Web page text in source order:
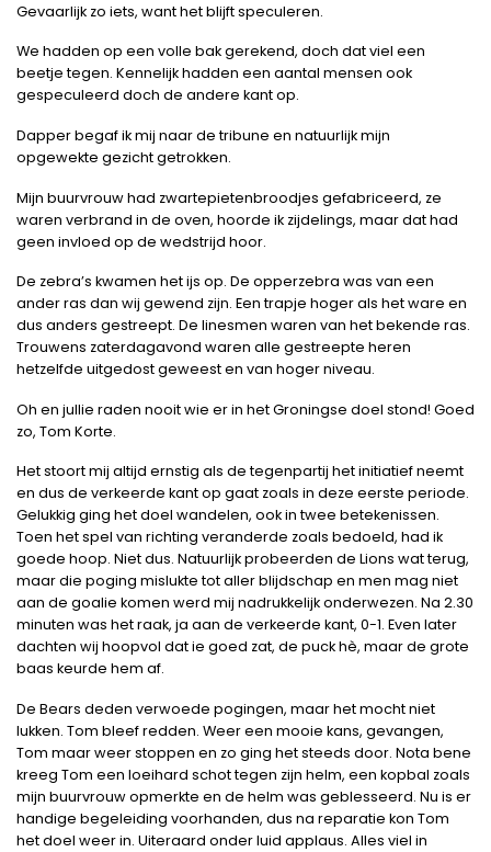
Gevaarlijk zo iets, want het blijft speculeren.
We hadden op een volle bak gerekend, doch dat viel een
beetje tegen. Kennelijk hadden een aantal mensen ook
gespeculeerd doch de andere kant op.
Dapper begaf ik mij naar de tribune en natuurlijk mijn
opgewekte gezicht getrokken.
Mijn buurvrouw had zwartepietenbroodjes gefabriceerd, ze
waren verbrand in de oven, hoorde ik zijdelings, maar dat had
geen invloed op de wedstrijd hoor.
De zebra’s kwamen het ijs op. De opperzebra was van een
ander ras dan wij gewend zijn. Een trapje hoger als het ware en
dus anders gestreept. De linesmen waren van het bekende ras.
Trouwens zaterdagavond waren alle gestreepte heren
hetzelfde uitgedost geweest en van hoger niveau.
Oh en jullie raden nooit wie er in het Groningse doel stond! Goed
zo, Tom Korte.
Het stoort mij altijd ernstig als de tegenpartij het initiatief neemt
en dus de verkeerde kant op gaat zoals in deze eerste periode.
Gelukkig ging het doel wandelen, ook in twee betekenissen.
Toen het spel van richting veranderde zoals bedoeld, had ik
goede hoop. Niet dus. Natuurlijk probeerden de Lions wat terug,
maar die poging mislukte tot aller blijdschap en men mag niet
aan de goalie komen werd mij nadrukkelijk onderwezen. Na 2.30
minuten was het raak, ja aan de verkeerde kant, 0-1. Even later
dachten wij hoopvol dat ie goed zat, de puck hè, maar de grote
baas keurde hem af.
De Bears deden verwoede pogingen, maar het mocht niet
lukken. Tom bleef redden. Weer een mooie kans, gevangen,
Tom maar weer stoppen en zo ging het steeds door. Nota bene
kreeg Tom een loeihard schot tegen zijn helm, een kopbal zoals
mijn buurvrouw opmerkte en de helm was geblesseerd. Nu is er
handige begeleiding voorhanden, dus na reparatie kon Tom
het doel weer in. Uiteraard onder luid applaus. Alles viel in